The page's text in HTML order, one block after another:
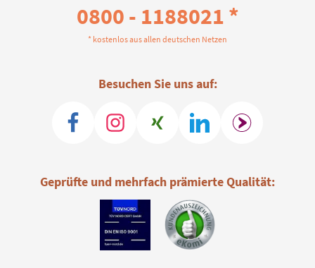
0800 - 1188021 *
* kostenlos aus allen deutschen Netzen
Besuchen Sie uns auf:
Geprüfte und mehrfach prämierte Qualität: